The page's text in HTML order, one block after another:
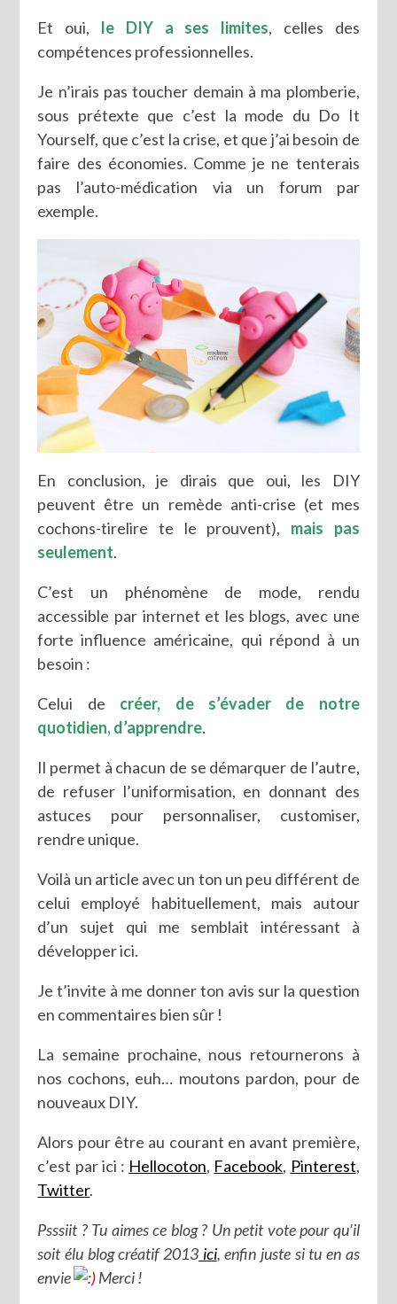
Et oui, le DIY a ses limites, celles des
compétences professionnelles.
Je n’irais pas toucher demain à ma plomberie,
sous prétexte que c’est la mode du Do It
Yourself, que c’est la crise, et que j’ai besoin de
faire des économies. Comme je ne tenterais
pas l’auto-médication via un forum par
exemple.
En conclusion, je dirais que oui, les DIY
peuvent être un remède anti-crise (et mes
cochons-tirelire te le prouvent), mais pas
seulement.
C’est un phénomène de mode, rendu
accessible par internet et les blogs, avec une
forte influence américaine, qui répond à un
besoin :
Celui de créer, de s’évader de notre
quotidien, d’apprendre.
Il permet à chacun de se démarquer de l’autre,
de refuser l’uniformisation, en donnant des
astuces pour personnaliser, customiser,
rendre unique.
Voilà un article avec un ton un peu différent de
celui employé habituellement, mais autour
d’un sujet qui me semblait intéressant à
développer ici.
Je t’invite à me donner ton avis sur la question
en commentaires bien sûr !
La semaine prochaine, nous retournerons à
nos cochons, euh… moutons pardon, pour de
nouveaux DIY.
Alors pour être au courant en avant première,
c’est par ici : Hellocoton, Facebook, Pinterest,
Twitter.
Psssiit ? Tu aimes ce blog ? Un petit vote pour qu’il
soit élu blog créatif 2013 ici, enfin juste si tu en as
envie
Merci !